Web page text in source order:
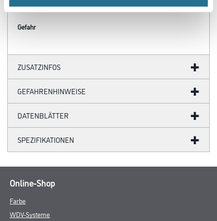
Ergiebigkeit: 60 m
Gefahr
ZUSATZINFOS
GEFAHRENHINWEISE
DATENBLÄTTER
SPEZIFIKATIONEN
Online-Shop
Farbe
WDV-Systeme